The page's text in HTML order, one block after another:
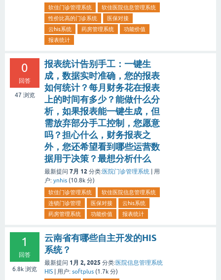
软佳门诊管理系统
软佳医院信息管理系统
性价比高的门诊系统
医保对接
云his系统
药房管理系统
功能价值
报表统计
0
回答
47 浏览
报表统计告别手工：一键生
成，数据实时准确，您的报表
如何统计？每月财务花在报表
上的时间有多少？能做什么分
析，如果报表能一键生成，但
需放弃部分手工控制，您愿意
吗？担心什么，财务报表之
外，您还希望看到哪些运营数
据用于决策？最想分析什么
最新提问 7月 12 分类:医院门诊管理系统
用
户: ynhis (10.8k 分)
软佳门诊管理系统
软佳医院信息管理系统
连锁门诊管理
医保对接
云his系统
药房管理系统
功能价值 报表统计
1
回答
6.8k 浏览
云南省有哪些自主开发的HIS
系统？
最新提问 1月 2, 2025 分类:医院信息管理系统
HIS
用户: softplus (1.7k 分)